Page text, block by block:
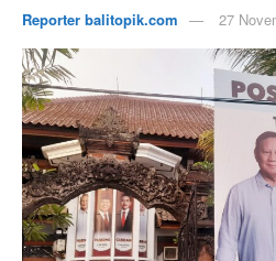
Reporter balitopik.com 27